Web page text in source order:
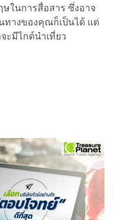
ในการสื่อสาร ซึ่งอาจ
ทางของคุณก็เป็นได้ แต่
ะมีไกด์นำเที่ยว